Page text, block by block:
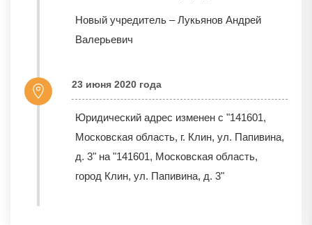
Новый учредитель – Лукьянов Андрей
Валерьевич
23 июня 2020 года
Юридический адрес изменен с "141601,
Московская область, г. Клин, ул. Папивина,
д. 3" на "141601, Московская область,
город Клин, ул. Папивина, д. 3"